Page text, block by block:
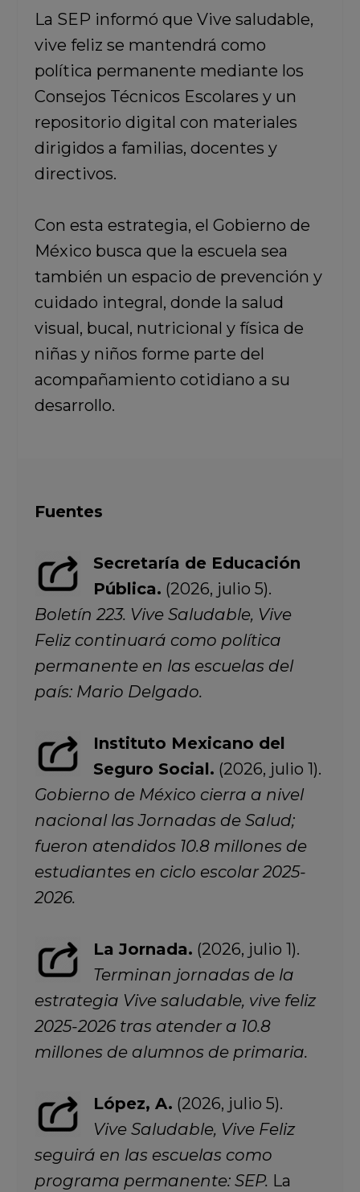
La SEP informó que Vive saludable,
vive feliz se mantendrá como
política permanente mediante los
Consejos Técnicos Escolares y un
repositorio digital con materiales
dirigidos a familias, docentes y
directivos.
Con esta estrategia, el Gobierno de
México busca que la escuela sea
también un espacio de prevención y
cuidado integral, donde la salud
visual, bucal, nutricional y física de
niñas y niños forme parte del
acompañamiento cotidiano a su
desarrollo.
Fuentes
Secretaría de Educación
Pública. (2026, julio 5).
Boletín 223. Vive Saludable, Vive
Feliz continuará como política
permanente en las escuelas del
país: Mario Delgado.
Instituto Mexicano del
Seguro Social. (2026, julio 1).
Gobierno de México cierra a nivel
nacional las Jornadas de Salud;
fueron atendidos 10.8 millones de
estudiantes en ciclo escolar 2025-
2026.
La Jornada. (2026, julio 1).
Terminan jornadas de la
estrategia Vive saludable, vive feliz
2025-2026 tras atender a 10.8
millones de alumnos de primaria.
López, A. (2026, julio 5).
Vive Saludable, Vive Feliz
seguirá en las escuelas como
programa permanente: SEP. La